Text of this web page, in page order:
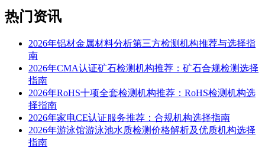
热门资讯
2026年铝材金属材料分析第三方检测机构推荐与选择指
南
2026年CMA认证矿石检测机构推荐：矿石合规检测选择
指南
2026年RoHS十项全套检测机构推荐：RoHS检测机构选
择指南
2026年家电CE认证服务推荐：合规机构选择指南
2026年游泳馆游泳池水质检测价格解析及优质机构选择
指南